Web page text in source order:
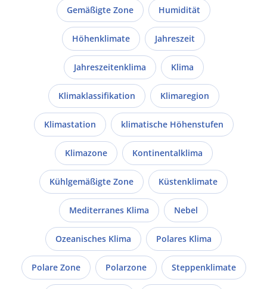
Gemäßigte Zone Humidität
Höhenklimate Jahreszeit
Jahreszeitenklima Klima
Klimaklassifikation Klimaregion
Klimastation klimatische Höhenstufen
Klimazone Kontinentalklima
Kühlgemäßigte Zone Küstenklimate
Mediterranes Klima Nebel
Ozeanisches Klima Polares Klima
Polare Zone Polarzone Steppenklimate